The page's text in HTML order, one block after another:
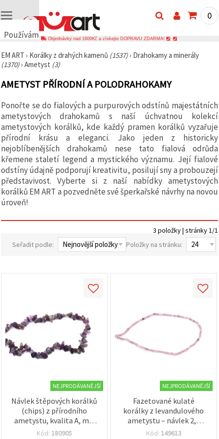
Používáme
🍪
Používáme
podobné
technologie,
zajistili
správné
fungování
webu,
zlepšili vaše
prostředí
při jeho
používání a
s vaším
souhlasem
analyzovali
návštěvnost
a
zobrazovali
obsah a
pomocí
všech
cookies
kliknutím
na
"Přijmout
výběrem
daného
cookies a
0
Objednávky nad 1600Kč a získejte DOPRAVU ZDARMA!
EM ART › Korálky z drahých kamenů (1537)› Drahokamy a minerály
(1370)› Ametyst (3)
AMETYST PŘÍRODNÍ A POLODRAHOKAMY
Ponořte se do fialových a purpurových odstínů majestátních
ametystových drahokamů s naší úchvatnou kolekcí
ametystových korálků, kde každý pramen korálků vyzařuje
přírodní krásu a eleganci. Jako jeden z historicky
nejoblíbenějších drahokamů nese tato fialová odrůda
křemene staletí legend a mystického významu. Její fialové
odstíny údajně podporují kreativitu, posilují sny a probouzejí
představivost. Vyberte si z naší nabídky ametystových
korálků EM ART a pozvedněte své šperkařské návrhy na novou
úroveň!
3 položky | stránky 1/1
Seřadit podle:
Položky na stránku:
NEJPRODÁVANĚJŠÍ
Návlek štěpových korálků
(chips) z přírodního
ametystu, kvalita A, mix
velikostí 5–7 mm, cca 80
Kód: 180905
NEJPRODÁVANĚJŠÍ
Fazetované kulaté
korálky z levandulového
ametystu – návlek 2,5
mm, cca 165 ks,
Kód: 149613